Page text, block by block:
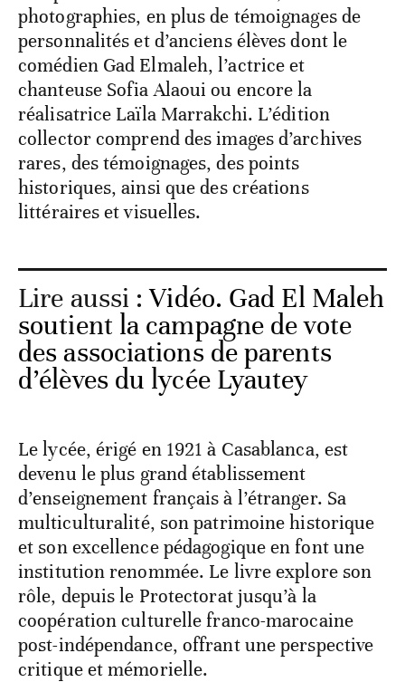
photographies, en plus de témoignages de
personnalités et d’anciens élèves dont le
comédien Gad Elmaleh, l’actrice et
chanteuse Sofia Alaoui ou encore la
réalisatrice Laïla Marrakchi. L’édition
collector comprend des images d’archives
rares, des témoignages, des points
historiques, ainsi que des créations
littéraires et visuelles.
Lire aussi :Vidéo. Gad El Maleh
soutient la campagne de vote
des associations de parents
d’élèves du lycée Lyautey
Le lycée, érigé en 1921 à Casablanca, est
devenu le plus grand établissement
d’enseignement français à l’étranger. Sa
multiculturalité, son patrimoine historique
et son excellence pédagogique en font une
institution renommée. Le livre explore son
rôle, depuis le Protectorat jusqu’à la
coopération culturelle franco-marocaine
post-indépendance, offrant une perspective
critique et mémorielle.